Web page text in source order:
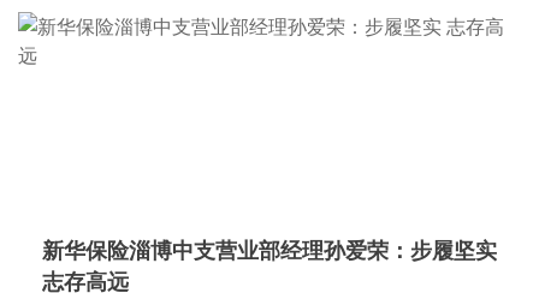
新华保险淄博中支营业部经理孙爱荣：步履坚实
志存高远